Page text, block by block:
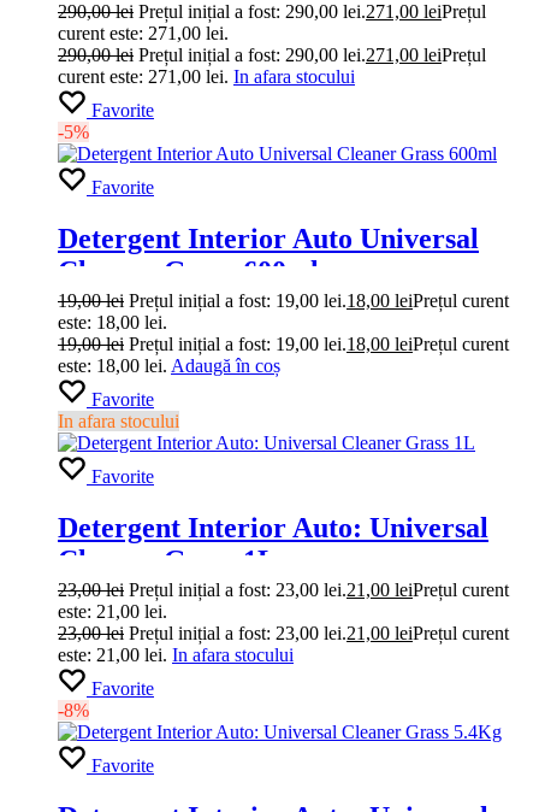
290,00lei Prețul inițial a fost: 290,00 lei.271,00 leiPrețul
curent este: 271,00 lei.
290,00lei Prețul inițial a fost: 290,00 lei.271,00 leiPrețul
curent este: 271,00 lei. In afara stocului
Favorite
-5%
Favorite
Detergent Interior Auto Universal
Cleaner Grass 600ml
19,00lei Prețul inițial a fost: 19,00 lei.18,00 leiPrețul curent
este: 18,00 lei.
19,00lei Prețul inițial a fost: 19,00 lei.18,00 leiPrețul curent
este: 18,00 lei. Adaugă în coș
Favorite
In afara stocului
Favorite
Detergent Interior Auto: Universal
Cleaner Grass 1L
23,00lei Prețul inițial a fost: 23,00 lei.21,00 leiPrețul curent
este: 21,00 lei.
23,00lei Prețul inițial a fost: 23,00 lei.21,00 leiPrețul curent
este: 21,00 lei. In afara stocului
Favorite
-8%
Favorite